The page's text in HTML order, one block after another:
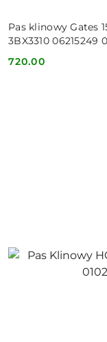
Pas klinowy Gates
3BX3310 06215249
Cena:
720.00